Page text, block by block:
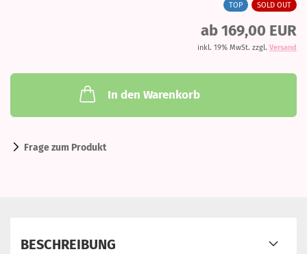
TOP SOLD OUT
ab 169,00 EUR
inkl. 19% MwSt. zzgl. Versand
In den Warenkorb
Frage zum Produkt
BESCHREIBUNG